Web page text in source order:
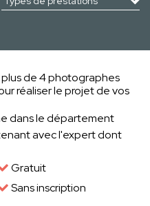
de 4 photographes
réaliser le projet de vos
dans le département
avec l'expert dont
Gratuit
Sans inscription